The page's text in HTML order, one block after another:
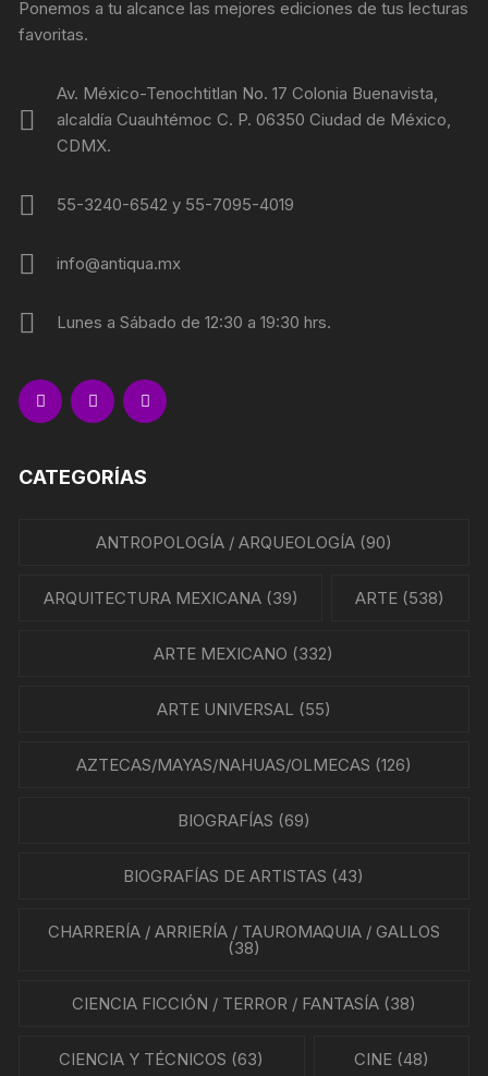
Ponemos a tu alcance las mejores ediciones de tus lecturas
favoritas.
Av. México-Tenochtitlan No. 17 Colonia Buenavista,
alcaldía Cuauhtémoc C. P. 06350 Ciudad de México,
CDMX.
55-3240-6542 y 55-7095-4019
info@antiqua.mx
Lunes a Sábado de 12:30 a 19:30 hrs.
CATEGORÍAS
ANTROPOLOGÍA / ARQUEOLOGÍA(90)
ARQUITECTURA MEXICANA(39) ARTE (538)
ARTE MEXICANO (332)
ARTE UNIVERSAL (55)
AZTECAS/MAYAS/NAHUAS/OLMECAS (126)
BIOGRAFÍAS (69)
BIOGRAFÍAS DE ARTISTAS (43)
CHARRERÍA / ARRIERÍA / TAUROMAQUIA / GALLOS
(38)
CIENCIA FICCIÓN / TERROR / FANTASÍA(38)
CIENCIA Y TÉCNICOS (63) CINE(48)